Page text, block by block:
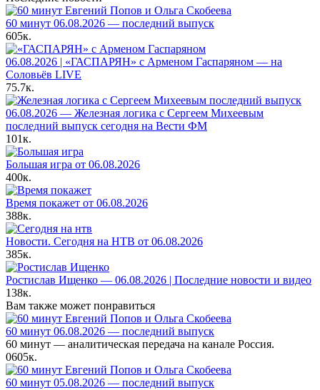
60 минут 06.08.2026 — последний выпуск
605к.
06.08.2026 | «ГАСПАРЯН» с Арменом Гаспаряном — на
Соловьёв LIVE
75.7к.
06.08.2026 — Железная логика с Сергеем Михеевым
последний выпуск сегодня на Вести ФМ
101к.
Большая игра от 06.08.2026
400к.
Время покажет от 06.08.2026
388к.
Новости. Сегодня на НТВ от 06.08.2026
385к.
Ростислав Ищенко — 06.08.2026 | Последние новости и видео
138к.
Вам также может понравиться
60 минут 06.08.2026 — последний выпуск
60 минут — аналитическая передача на канале Россия.
0605к.
60 минут 05.08.2026 — последний выпуск